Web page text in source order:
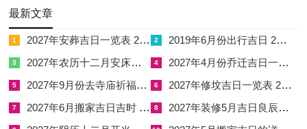
在事业层面，可表现为过度追求完美而造成的行动瘫痪，或因一
腔热血未能得到对等回应，旋即陷入对自我价值的详细怀疑中。
值此丙午年火炎土燥。由比肩夺财所引发的合伙纠纷或财务漏
2025年属龙人的全年运势
最新文章
1 2027年安葬吉日一览表 2027年12月安葬吉日一览表 2 2019年6月份出行吉日 2027年6月出行吉日一览表
3 2027年农历十二月安床吉日 2027年正月安床吉日吉时查询 4 2027年4月份乔迁吉日一览表 2027年4月乔迁吉日吉时查询
5 2027年9月份去寺庙祈福的日子 2027年5月去寺庙吉日一览表 6 2027年修坟吉日一览表 2027年农历2月修坟吉日一览表
7 2027年6月搬家吉日吉时 2027年农历6月搬家吉日一览表 8 2027年装修5月吉日良辰查询表 2027年农历5月装修吉日一览表